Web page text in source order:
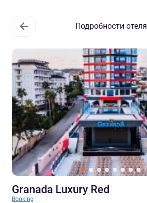
Подробности отеля
Granada Luxury Red
Booking